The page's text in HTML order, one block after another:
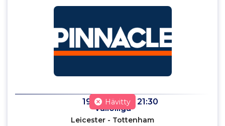
19.1.2022 klo 21:30
Valioliiga
Leicester - Tottenham
Hävitty